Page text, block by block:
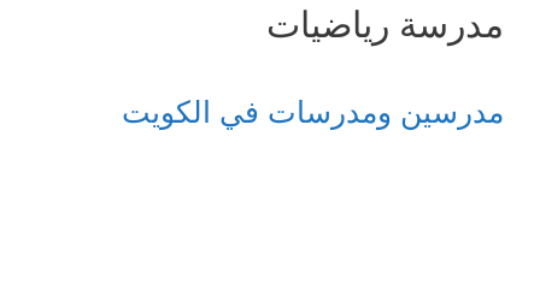
مدرسة رياضيات
مدرسين ومدرسات في الكويت